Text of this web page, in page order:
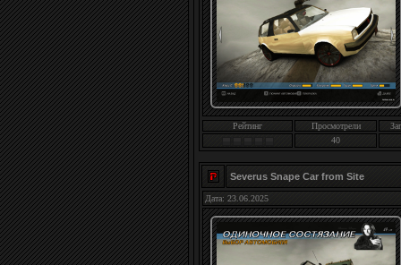
Рейтинг Просмотрели
40
Severus Snape Car from Site
Дата: 23.06.2025